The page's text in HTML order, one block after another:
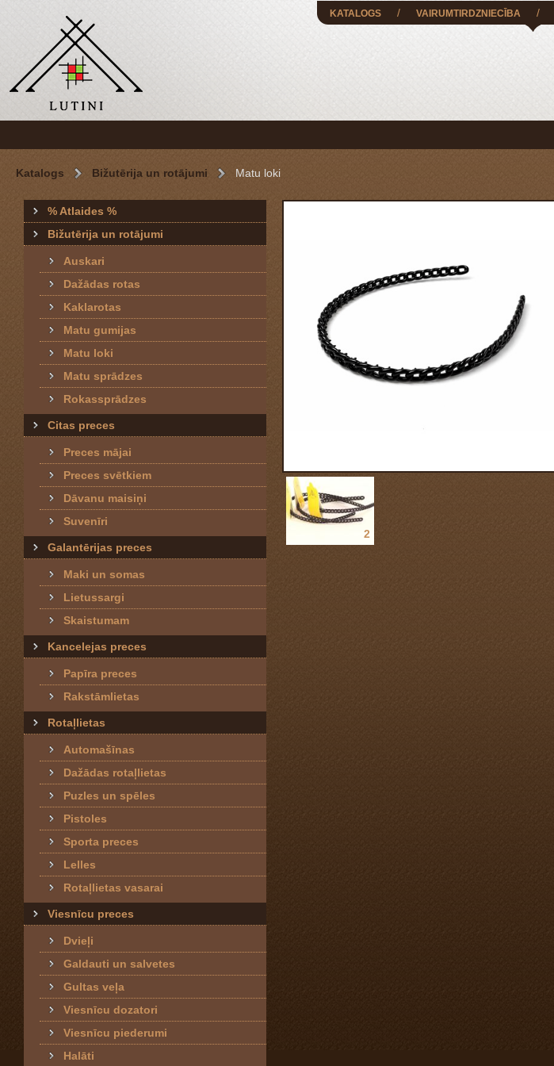
KATALOGS / VAIRUMTIRDZNIECĪBA /
Katalogs Bižutērija un rotājumi Matu loki
% Atlaides %
Bižutērija un rotājumi
Auskari
Dažādas rotas
Kaklarotas
Matu gumijas
Matu loki
Matu sprādzes
Rokassprādzes
Citas preces
Preces mājai
Preces svētkiem
Dāvanu maisiņi
Suvenīri
Galantērijas preces
Maki un somas
Lietussargi
Skaistumam
Kancelejas preces
Papīra preces
Rakstāmlietas
Rotaļlietas
Automašīnas
Dažādas rotaļlietas
Puzles un spēles
Pistoles
Sporta preces
Lelles
Rotaļlietas vasarai
Viesnīcu preces
Dvieļi
Galdauti un salvetes
Gultas veļa
Viesnīcu dozatori
Viesnīcu piederumi
Halāti
2